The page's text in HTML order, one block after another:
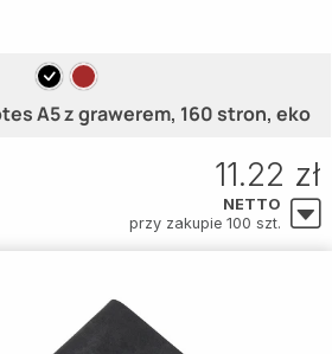
A5 z grawerem, 160 stron, eko
11.22 zł
NETTO
przy zakupie 100 szt.